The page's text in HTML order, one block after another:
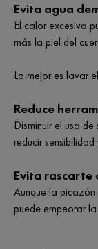
Evita agua
El calor excesivo
más la piel del
Lo mejor es lavar
Reduce
Disminuir el uso
reducir
Evita rascarte
Aunque la
puede empeorar